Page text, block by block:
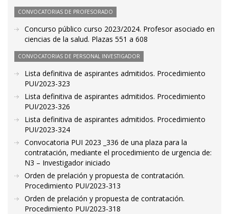
CONVOCATORIAS DE PROFESORADO
Concurso público curso 2023/2024. Profesor asociado en
ciencias de la salud. Plazas 551 a 608
CONVOCATORIAS DE PERSONAL INVESTIGADOR
Lista definitiva de aspirantes admitidos. Procedimiento
PUI/2023-323
Lista definitiva de aspirantes admitidos. Procedimiento
PUI/2023-326
Lista definitiva de aspirantes admitidos. Procedimiento
PUI/2023-324
Convocatoria PUI 2023 _336 de una plaza para la
contratación, mediante el procedimiento de urgencia de:
N3 – Investigador iniciado
Orden de prelación y propuesta de contratación.
Procedimiento PUI/2023-313
Orden de prelación y propuesta de contratación.
Procedimiento PUI/2023-318